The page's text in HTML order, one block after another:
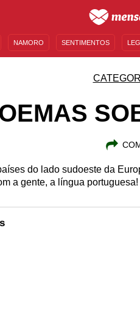
NAMORO SENTIMENTOS
do lado sudoeste da
a gente, a língua